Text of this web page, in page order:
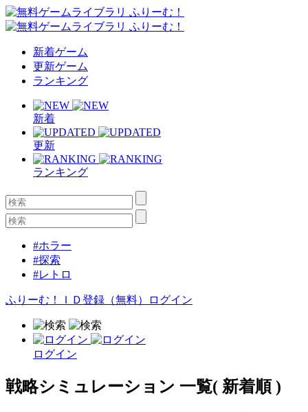
新着ゲーム
更新ゲーム
ランキング
新着
更新
ランキング
#ホラー
#探索
#レトロ
ふりーむ！ＩＤ登録（無料） ログイン
ログイン
戦略シミュレーション 一覧( 新着順 )